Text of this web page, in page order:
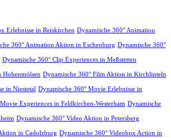
Erlebnisse in Reiskirchen Dynamische 360° Animation
360° Animation Aktion in Eschenburg Dynamische 360°
Dynamische 360° Clip Experiences in Meßstetten
Hohenmölsen Dynamische 360° Film Aktion in Kirchlinteln
in Niestetal Dynamische 360° Movie Erlebnisse in
Experiences in Feldkirchen-Westerham Dynamische
Dynamische 360° Video Aktion in Petersberg
in Cadolzburg Dynamische 360° Videobox Action in